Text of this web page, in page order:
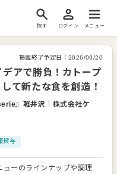
探す ログイン メニュー
掲載終了予定日： 2026/09/20
デアで勝負！カトープ
て新たな食を創造！
』軽井沢
株式会社ケ
貸与
ューのラインナップや調理